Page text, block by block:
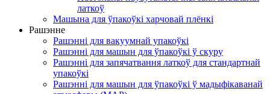
латкоў
Машына для ўпакоўкі харчовай плёнкі
Рашэнне
Рашэнні для вакуумнай упакоўкі
Рашэнні для машын для ўпакоўкі ў скуру
Рашэнні для запячатвання латкоў для стандартнай
упакоўкі
Рашэнні для машын для ўпакоўкі ў мадыфікаванай